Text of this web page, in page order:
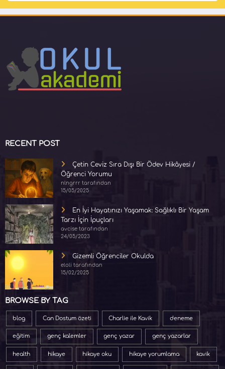
RECENT POST
Çetin Ceviz Sıra Dışı Bir Ödev Hikâyesi /
Öğrenci Yorumu
nlngrrr tarafından
15/05/2025
En İyi Hayatınızı Yaşamak: Sağlıklı Bir Yaşam
Tarzı İçin İpuçları
avcise tarafından
24/05/2023
Gizemli Öğrenciler Okulda
eloli tarafından
15/02/2025
BROWSE BY TAG
blog Can Dostum özeti Charlie ile Kavik deneme
eğitim genç kalemler genç yazar genç yazarlar
health hikaye hikaye oku hikaye yorumlama kavik